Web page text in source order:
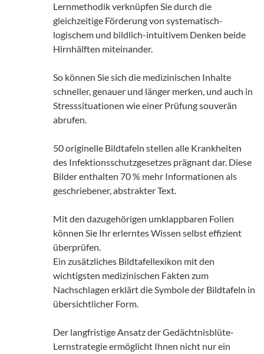
Lernmethodik verknüpfen Sie durch die
gleichzeitige Förderung von systematisch-
logischem und bildlich-intuitivem Denken beide
Hirnhälften miteinander.
So können Sie sich die medizinischen Inhalte
schneller, genauer und länger merken, und auch in
Stresssituationen wie einer Prüfung souverän
abrufen.
50 originelle Bildtafeln stellen alle Krankheiten
des Infektionsschutzgesetzes prägnant dar. Diese
Bilder enthalten 70 % mehr Informationen als
geschriebener, abstrakter Text.
Mit den dazugehörigen umklappbaren Folien
können Sie Ihr erlerntes Wissen selbst effizient
überprüfen.
Ein zusätzliches Bildtafellexikon mit den
wichtigsten medizinischen Fakten zum
Nachschlagen erklärt die Symbole der Bildtafeln in
übersichtlicher Form.
Der langfristige Ansatz der Gedächtnisblüte-
Lernstrategie ermöglicht Ihnen nicht nur ein